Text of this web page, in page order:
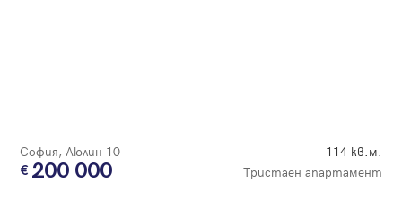
София, Люлин 10 114 кв.м.
200 000 Тристаен апартамент